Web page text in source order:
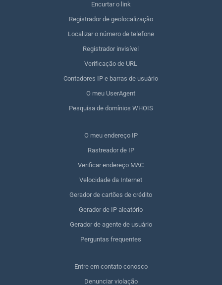
Encurtar o link
Registrador de geolocalização
Localizar o número de telefone
Registrador invisível
Verificação de URL
Contadores IP e barras de usuário
O meu UserAgent
Pesquisa de domínios WHOIS
O meu endereço IP
Rastreador de IP
Verificar endereço MAC
Velocidade da Internet
Gerador de cartões de crédito
Gerador de IP aleatório
Gerador de agente de usuário
Perguntas frequentes
Entre em contato conosco
Denunciar violação